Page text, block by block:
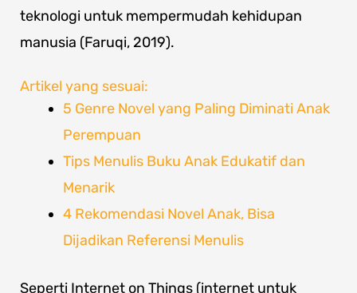
teknologi untuk mempermudah kehidupan
manusia (Faruqi, 2019).
Artikel yang sesuai:
5 Genre Novel yang Paling Diminati Anak
Perempuan
Tips Menulis Buku Anak Edukatif dan
Menarik
4 Rekomendasi Novel Anak, Bisa
Dijadikan Referensi Menulis
Seperti Internet on Things (internet untuk